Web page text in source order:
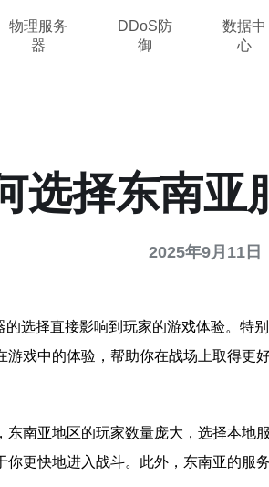
物理服务
器
DDoS防
御
数据中
心
选择东南亚
2025年9月11日
选择直接影响到玩家的游戏体验。特
戏中的体验，帮助你在战场上取得更好
东南亚地区的玩家数量庞大，选择本
更快地进入战斗。此外，东南亚的